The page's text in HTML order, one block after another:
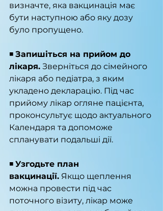
визначте, яка вакцинація має
бути наступною або яку дозу
було пропущено.
◾️ Запишіться на прийом до
лікаря. Зверніться до сімейного
лікаря або педіатра, з яким
укладено декларацію. Під час
прийому лікар огляне пацієнта,
проконсультує щодо актуального
Календаря та допоможе
спланувати подальші дії.
◾️ Узгодьте план
вакцинації. Якщо щеплення
можна провести під час
поточного візиту, лікар може